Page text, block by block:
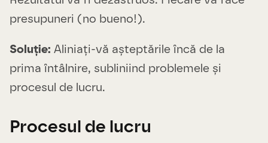
presupuneri (no bueno!).
Soluție: Aliniați-vă așteptările încă de la
prima întâlnire, subliniind problemele și
procesul de lucru.
Procesul de lucru